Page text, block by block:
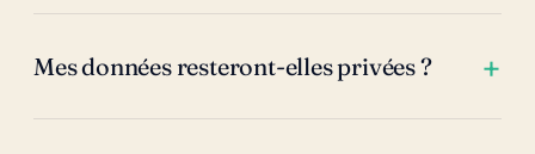
Mes données resteront-elles privées ?